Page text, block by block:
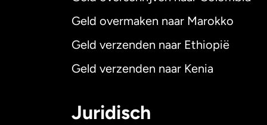
Geld overmaken naar Marokko
Geld verzenden naar Ethiopië
Geld verzenden naar Kenia
Juridisch